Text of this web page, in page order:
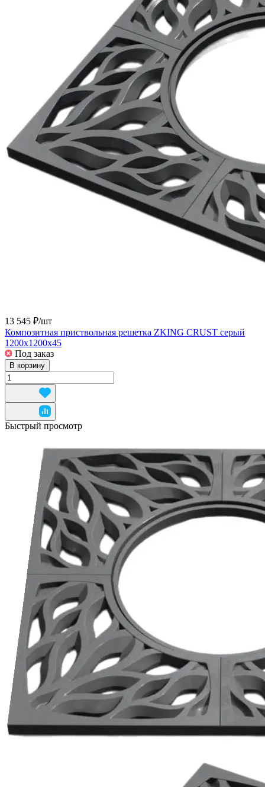
13 545 ₽/шт
Композитная приствольная решетка ZKING CRUST серый
1200х1200х45
Под заказ
В корзину
Быстрый просмотр